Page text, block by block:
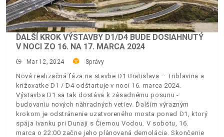
ĎALŠÍ KROK VÝSTAVBY D1/D4 BUDE DOSIAHNUTÝ
V NOCI ZO 16. NA 17. MARCA 2024
Mar 12, 2024 Správy
Nová realizačná fáza na stavbe D1 Bratislava – Triblavina a
križovatke D1 / D4 odštartuje v noci 16. marca 2024.
Výstavba D1 sa tak dostáva k zásadnému posunu -
budovaniu nových náhradných vetiev. Ďalším výrazným
krokom je odstránenie uzatvoreného mosta ponad D1, ktorý
spája Ivanku pri Dunaji s Čiernou Vodou. V sobotu, 16.
marca o 22:00 začne jeho plánovaná demolácia. Skončenie